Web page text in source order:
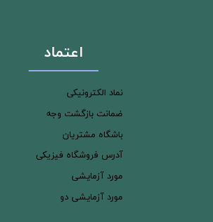
اعتماد
نماد الکترونیکی
ضمانت بازگشت وجه
باشگاه مشتریان
آدرس فروشگاه فیزیکی
مورد آزمایشی
مورد آزمایشی دو